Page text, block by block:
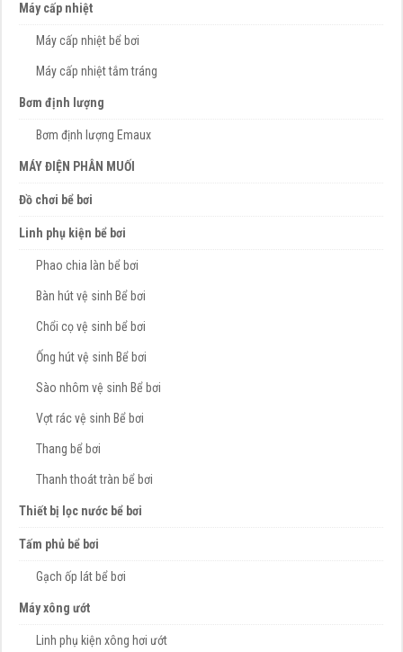
Máy cấp nhiệt
Máy cấp nhiệt bể bơi
Máy cấp nhiệt tắm tráng
Bơm định lượng
Bơm định lượng Emaux
MÁY ĐIỆN PHÂN MUỐI
Đồ chơi bể bơi
Linh phụ kiện bể bơi
Phao chia làn bể bơi
Bàn hút vệ sinh Bể bơi
Chổi cọ vệ sinh bể bơi
Ống hút vệ sinh Bể bơi
Sào nhôm vệ sinh Bể bơi
Vợt rác vệ sinh Bể bơi
Thang bể bơi
Thanh thoát tràn bể bơi
Thiết bị lọc nước bể bơi
Tấm phủ bể bơi
Gạch ốp lát bể bơi
Máy xông ướt
Linh phụ kiện xông hơi ướt